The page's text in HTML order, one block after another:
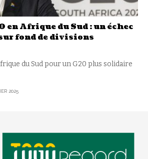
en Afrique du Sud : un échec
fond de divisions
du Sud pour un G20 plus solidaire
2025